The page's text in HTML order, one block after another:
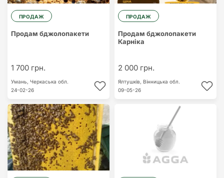
ПРОДАЖ
Продам бджолопакети
1 700 грн.
Умань, Черкаська обл.
24-02-26
ПРОДАЖ
Продам бджолопакети
Карніка
2 000 грн.
Ялтушків, Вінницька обл.
09-05-26